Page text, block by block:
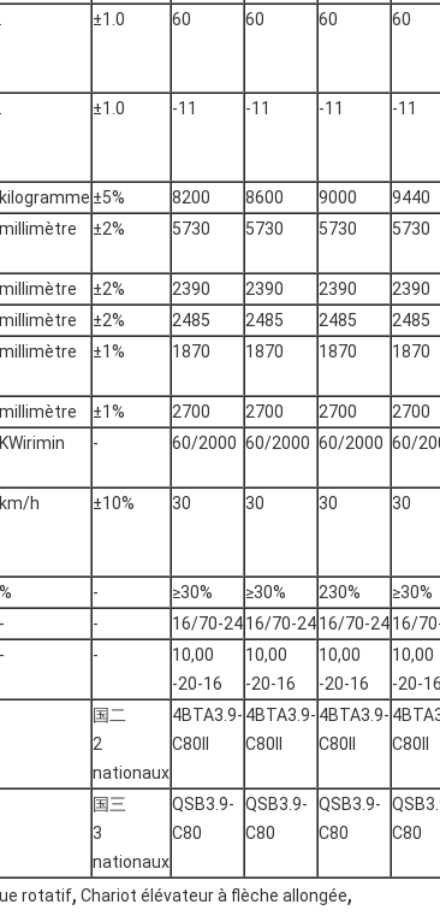
. ±1.0 60 60 60 60
. ±1.0 -11 -11 -11 -11
kilogramme ±5% 8200 8600 9000 9440
millimètre ±2% 5730 5730 5730 5730
millimètre ±2% 2390 2390 2390 2390
millimètre ±2% 2485 2485 2485 2485
millimètre ±1% 1870 1870 1870 1870
millimètre ±1% 2700 2700 2700 2700
KWirimin - 60/2000 60/2000 60/2000 60/
km/h ±10% 30 30 30 30
% - ≥30% ≥30% 230% ≥30%
- - 16/70-2416/70-2416/70-2416/
- -
10,00
-20-16
10,00
-20-16
10,00
-20-16
10,00
-20-16
国二
2
nationaux
4BTA3.9-
C80II
4BTA3.9-
C80II
4BTA3.9-
C80II
C80II
国三
3
nationaux
QSB3.9-
C80
QSB3.9-
C80
QSB3.9-
C80
C80
rotatif, Chariot élévateur à flèche allongée,